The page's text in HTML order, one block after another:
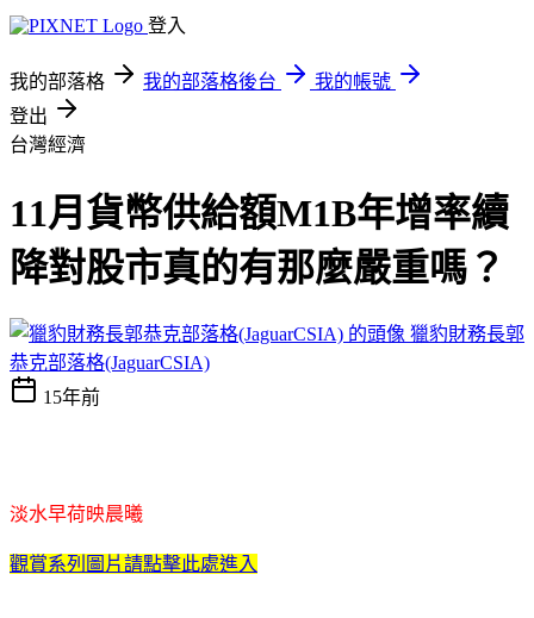
登入
我的部落格 我的部落格後台
我的帳號
登出
台灣經濟
11月貨幣供給額M1B年增率續
降對股市真的有那麼嚴重嗎？
獵豹財務長郭
恭克部落格(JaguarCSIA)
15年前
淡水早荷映晨曦
觀賞系列圖片請點擊此處進入